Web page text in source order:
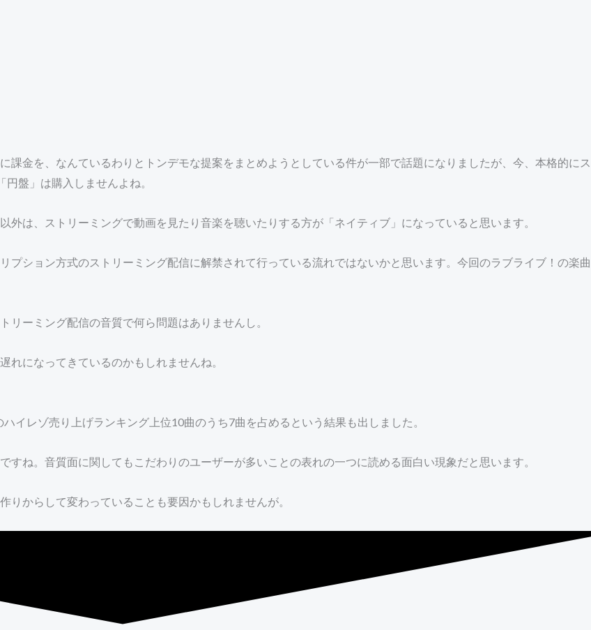
金を、なんているわりとトンデモな提案をまとめようとしている件が一部で話題になりましたが、今、本格的にス
盤」は購入しませんよね。
は、ストリーミングで動画を見たり音楽を聴いたりする方が「ネイティブ」になっていると思います。
プション方式のストリーミング配信に解禁されて行っている流れではないかと思います。今回のラブライブ！の楽曲
ーミング配信の音質で何ら問題はありませんし。
れになってきているのかもしれませんね。
イレゾ売り上げランキング上位10曲のうち7曲を占めるという結果も出しました。
ね。音質面に関してもこだわりのユーザーが多いことの表れの一つに読める面白い現象だと思います。
からして変わっていることも要因かもしれませんが。